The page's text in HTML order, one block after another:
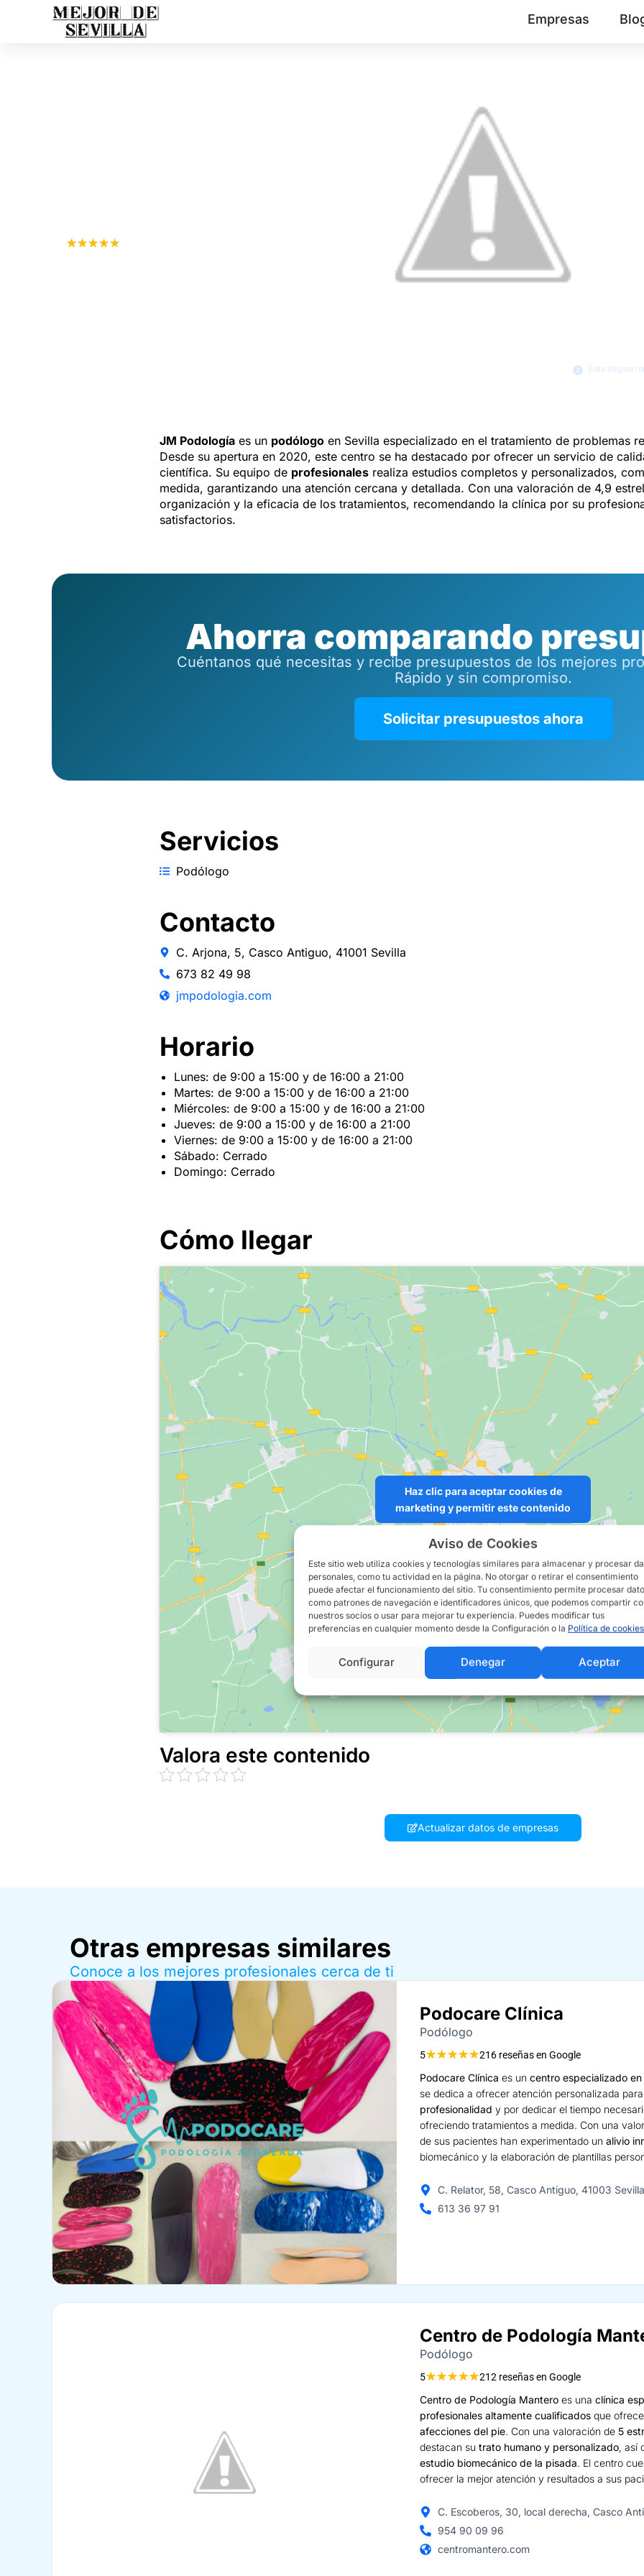
Aviso de Cookies
Este sitio web utiliza cookies y tecnologías similares para almacenar y procesar
personales, como tu actividad en la página. No otorgar o retirar el consentimiento
puede afectar el funcionamiento del sitio. Tu consentimiento permite procesar
como patrones de navegación e identificadores únicos, que podemos compartir
nuestros socios o usar para mejorar tu experiencia. Puedes modificar tus
preferencias en cualquier momento desde la Configuración o la Política de cookies
Aceptar
Denegar
Configurar
Empresas
Esta página
★★★★★
JM Podología es un podólogo en Sevilla especializado en el tratamiento de problemas
Desde su apertura en 2020, este centro se ha destacado por ofrecer un servicio de
científica. Su equipo de profesionales realiza estudios completos y personalizados,
medida, garantizando una atención cercana y detallada. Con una valoración de 4,9
organización y la eficacia de los tratamientos, recomendando la clínica por su
satisfactorios.
Ahorra comparando
Cuéntanos qué necesitas y recibe presupuestos de los mejores
Rápido y sin compromiso.
Solicitar presupuestos ahora
Servicios
Podólogo
Contacto
C. Arjona, 5, Casco Antiguo, 41001 Sevilla
673 82 49 98
jmpodologia.com
Horario
Lunes: de 9:00 a 15:00 y de 16:00 a 21:00
Martes: de 9:00 a 15:00 y de 16:00 a 21:00
Miércoles: de 9:00 a 15:00 y de 16:00 a 21:00
Jueves: de 9:00 a 15:00 y de 16:00 a 21:00
Viernes: de 9:00 a 15:00 y de 16:00 a 21:00
Sábado: Cerrado
Domingo: Cerrado
Cómo llegar
Haz clic para aceptar cookies de
marketing y permitir este contenido
Valora este contenido
Actualizar datos de empresas
Otras empresas similares
Conoce a los mejores profesionales cerca de ti
Podocare Clínica
Podólogo
5★★★★★216 reseñas en Google
Podocare Clínica es uncentro especializado
se dedica a ofrecer atención personalizada
profesionalidad y por dedicar el tiempo
ofreciendo tratamientos a medida. Con una
de sus pacientes han experimentado unalivio
biomecánico y la elaboración de plantillas
C. Relator, 58, Casco Antiguo, 41003
613 36 97 91
Centro de Podología
Podólogo
5★★★★★212 reseñas en Google
Centro de Podología Mantero es unaclínica
profesionales altamente cualificados que
afecciones del pie. Con una valoración de 5
destacan sutrato humano y personalizado, así
estudio biomecánico de la pisada. El centro
ofrecer la mejor atención y resultados a sus
C. Escoberos, 30, local derecha, Casco
954 90 09 96
centromantero.com